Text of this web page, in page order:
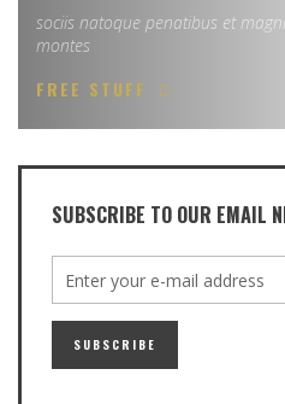
sociis natoque penatibus et
montes
FREE STUFF
SUBSCRIBE TO OUR EMAIL